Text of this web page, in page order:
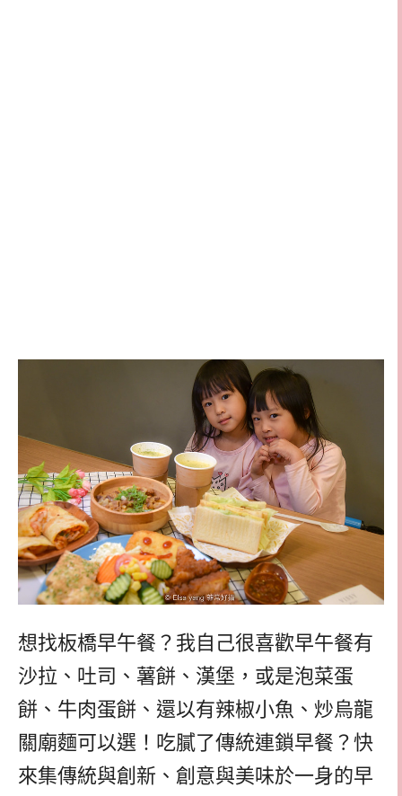
想找板橋早午餐？我自己很喜歡早午餐有
沙拉、吐司、薯餅、漢堡，或是泡菜蛋
餅、牛肉蛋餅、還以有辣椒小魚、炒烏龍
關廟麵可以選！吃膩了傳統連鎖早餐？快
來集傳統與創新、創意與美味於一身的早